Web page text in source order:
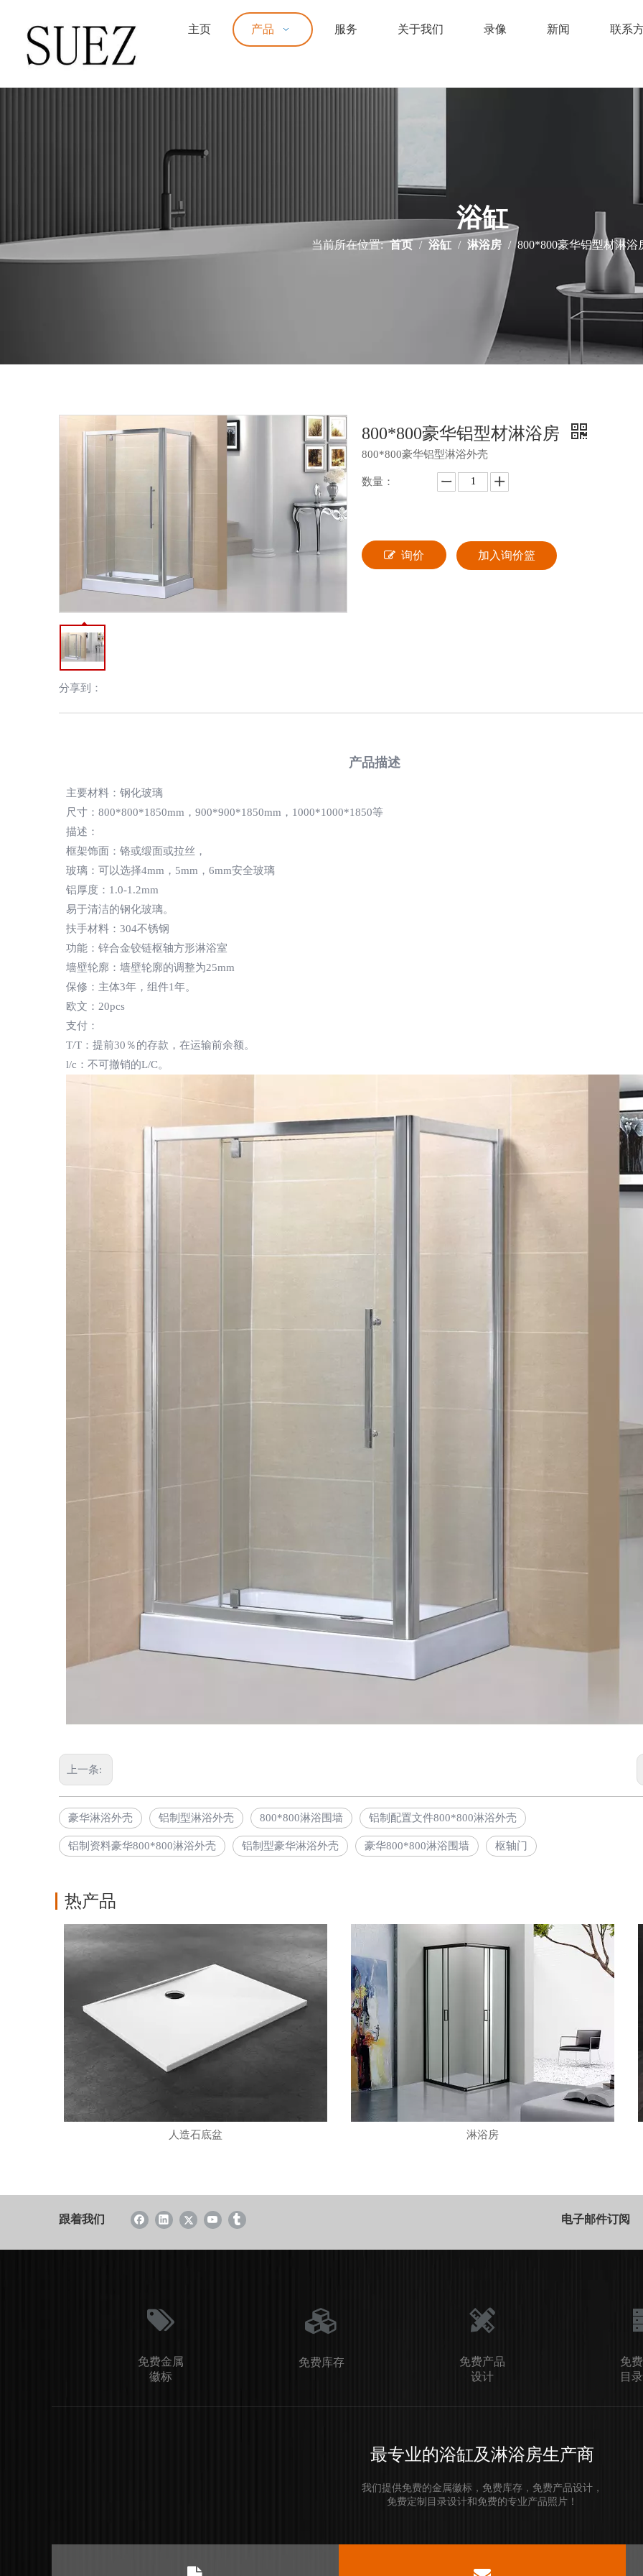
主页 产品 服务 关于我们 录像 新闻 联系
浴缸
当前所在位置: 首页 / 浴缸 / 淋浴房 / 800*800豪华铝型材淋浴
分享到：
800*800豪华铝型材淋浴房
800*800豪华铝型淋浴外壳
数量：
询价 加入询价篮
产品描述
主要材料：钢化玻璃
尺寸：800*800*1850mm，900*900*1850mm，1000*1000*1850等
描述：
框架饰面：铬或缎面或拉丝，
玻璃：可以选择4mm，5mm，6mm安全玻璃
铝厚度：1.0-1.2mm
易于清洁的钢化玻璃。
扶手材料：304不锈钢
功能：锌合金铰链枢轴方形淋浴室
墙壁轮廓：墙壁轮廓的调整为25mm
保修：主体3年，组件1年。
欧文：20pcs
支付：
T/T：提前30％的存款，在运输前余额。
l/c：不可撤销的L/C。
上一条:
豪华淋浴外壳 铝制型淋浴外壳 800*800淋浴围墙 铝制配置文件800*800淋浴外壳
铝制资料豪华800*800淋浴外壳 铝制型豪华淋浴外壳 豪华800*800淋浴围墙 枢轴门
热产品
人造石底盆 淋浴房
跟着我们 电子邮件订阅
免费金属
徽标
免费库存
免费产品
设计
免
目
最专业的浴缸及淋浴房生产商
我们提供免费的金属徽标，免费库存，免费产品设计，
免费定制目录设计和免费的专业产品照片！